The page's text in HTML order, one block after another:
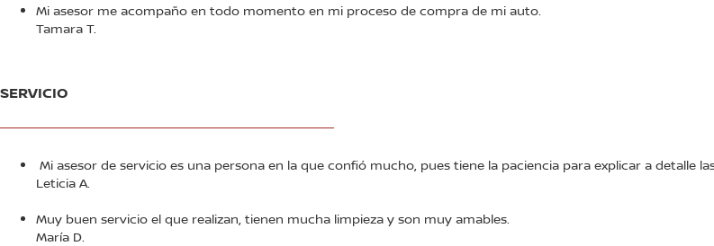
Mi asesor me acompaño en todo momento en mi proceso de compra de mi auto.
Tamara T.
SERVICIO
Mi asesor de servicio es una persona en la que confió mucho, pues tiene la paciencia para explicar a detalle
Leticia A.
Muy buen servicio el que realizan, tienen mucha limpieza y son muy amables.
María D.